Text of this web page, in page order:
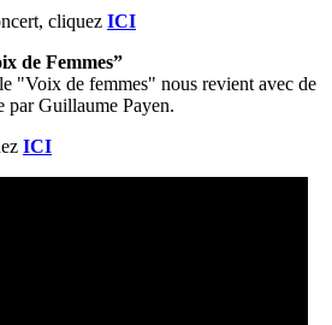
cliquez ICI
de Femmes”
"Voix de femmes" nous revient avec de
par Guillaume Payen.
ICI